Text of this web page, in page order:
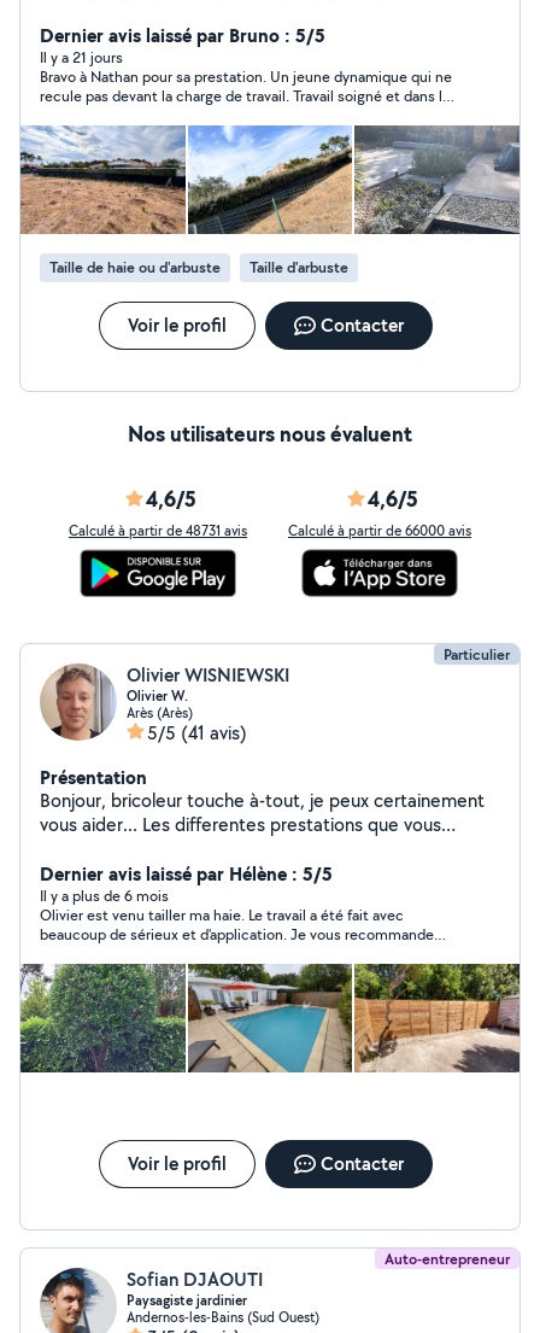
disposition et très motivé pour entretenir et faire des
aménagements pour améliorer vos jardins ! -Tailles -
Tonte -Désherbage -Plantation -Ramassage -Pavage -
Dallage -Maçonnerie N'hésitez pas à me contacter !
Dernier avis laissé par Bruno : 5/5
Il y a 21 jours
Bravo à Nathan pour sa prestation. Un jeune dynamique qui ne
recule pas devant la charge de travail. Travail soigné et dans les
Taille de haie ou d'arbuste Taille d'arbuste
Voir le profil Contacter
Nos utilisateurs nous évaluent
4,6/5
Calculé à partir de 48731 avis
4,6/5
Calculé à partir de 66000 avis
Particulier
Olivier WISNIEWSKI
Olivier W.
Arès (Arès)
5/5 (41 avis)
Présentation
Bonjour, bricoleur touche à-tout, je peux certainement
vous aider... Les differentes prestations que vous
choix de créer sous peu une structure multi services de
proximité sur le nord bassin. Au plaisir de vous rendre
service, Olivier
Dernier avis laissé par Hélène : 5/5
Il y a plus de 6 mois
Olivier est venu tailler ma haie. Le travail a été fait avec
beaucoup de sérieux et d'application. Je vous recommande
Voir le profil Contacter
Auto-entrepreneur
Sofian DJAOUTI
Paysagiste jardinier
Andernos-les-Bains (Sud Ouest)